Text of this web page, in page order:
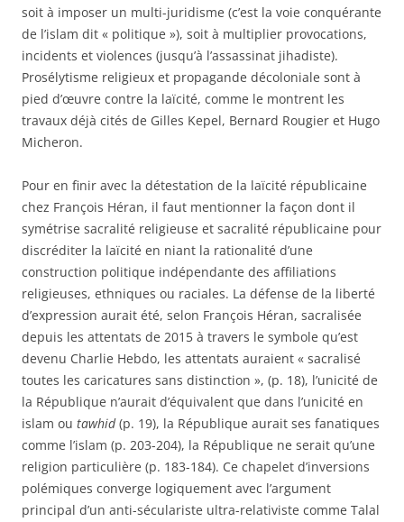
soit à imposer un multi-juridisme (c’est la voie conquérante
de l’islam dit « politique »), soit à multiplier provocations,
incidents et violences (jusqu’à l’assassinat jihadiste).
Prosélytisme religieux et propagande décoloniale sont à
pied d’œuvre contre la laïcité, comme le montrent les
travaux déjà cités de Gilles Kepel, Bernard Rougier et Hugo
Micheron.
Pour en finir avec la détestation de la laïcité républicaine
chez François Héran, il faut mentionner la façon dont il
symétrise sacralité religieuse et sacralité républicaine pour
discréditer la laïcité en niant la rationalité d’une
construction politique indépendante des affiliations
religieuses, ethniques ou raciales. La défense de la liberté
d’expression aurait été, selon François Héran, sacralisée
depuis les attentats de 2015 à travers le symbole qu’est
devenu Charlie Hebdo, les attentats auraient « sacralisé
toutes les caricatures sans distinction », (p. 18), l’unicité de
la République n’aurait d’équivalent que dans l’unicité en
islam ou tawhid(p. 19), la République aurait ses fanatiques
comme l’islam (p. 203-204), la République ne serait qu’une
religion particulière (p. 183-184). Ce chapelet d’inversions
polémiques converge logiquement avec l’argument
principal d’un anti-séculariste ultra-relativiste comme Talal